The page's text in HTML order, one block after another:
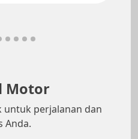
Motor
perjalanan dan
Anda.